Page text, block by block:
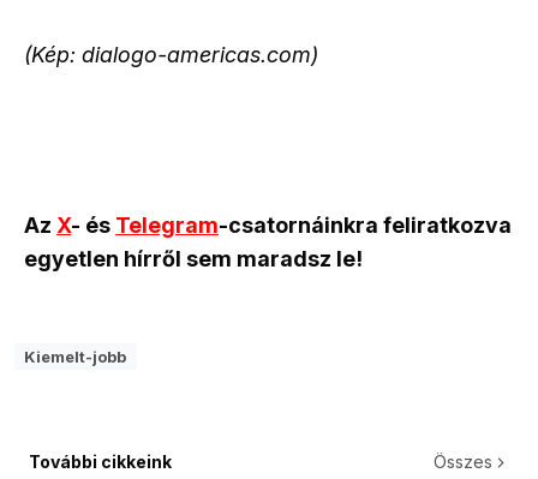
(Kép: dialogo-americas.com)
Az X- és Telegram-csatornáinkra feliratkozva
egyetlen hírről sem maradsz le!
Kiemelt-jobb
További cikkeink Összes